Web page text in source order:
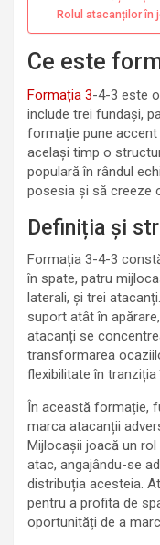
Rolul atacanților în
Ce este
Formația 3-4-3 este
include trei fundași,
formație pune accent
același timp o
populară în rândul
posesia și să creeze
Definiția și
Formația 3-4-3
în spate, patru
laterali, și trei
suport atât în
atacanți se
transformarea
flexibilitate în
În această formație,
marca atacanții
Mijlocașii joacă un
atac, angajându-se
distribuția acesteia.
pentru a profita de
oportunități de a